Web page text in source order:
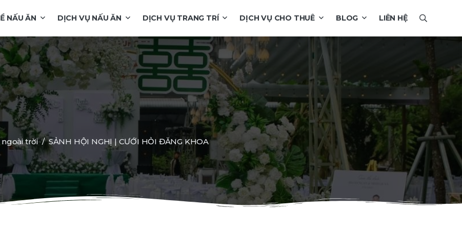
NẤU ĂN DỊCH VỤ NẤU ĂN DỊCH VỤ TRANG TRÍ DỊCH VỤ CHO THUÊ BLOG LIÊN HỆ
ngoài trời SẢNH HỘI NGHỊ | CƯỚI HỎI ĐĂNG KHOA